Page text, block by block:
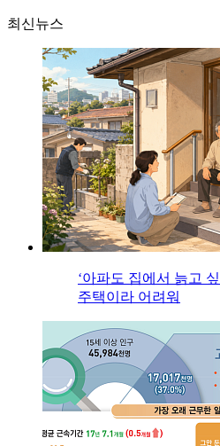
최신뉴스
‘아파도 집에서 늙고
주택이라 어려워